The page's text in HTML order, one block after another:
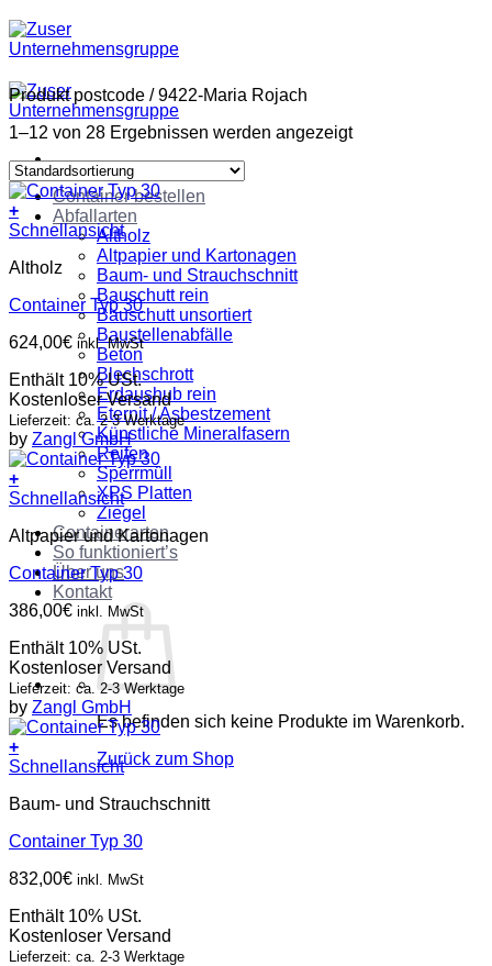
Zum
Inhalt
springen
Container bestellen
Abfallarten
Altholz
Altpapier und Kartonagen
Baum- und Strauchschnitt
Bauschutt rein
Bauschutt unsortiert
Baustellenabfälle
Beton
Blechschrott
Erdaushub rein
Eternit / Asbestzement
Künstliche Mineralfasern
Reifen
Sperrmüll
XPS Platten
Ziegel
Containerarten
So funktioniert’s
Über uns
Kontakt
Es befinden sich keine Produkte im Warenkorb.
Zurück zum Shop
Produkt postcode /9422-Maria Rojach
1–12 von 28 Ergebnissen werden angezeigt
+
Schnellansicht
Altholz
Container Typ 30
624,00€ inkl. MwSt
Enthält 10% USt.
Kostenloser Versand
Lieferzeit: ca. 2-3 Werktage
by Zangl GmbH
+
Schnellansicht
Altpapier und Kartonagen
Container Typ 30
386,00€ inkl. MwSt
Enthält 10% USt.
Kostenloser Versand
Lieferzeit: ca. 2-3 Werktage
by Zangl GmbH
+
Schnellansicht
Baum- und Strauchschnitt
Container Typ 30
832,00€ inkl. MwSt
Enthält 10% USt.
Kostenloser Versand
Lieferzeit: ca. 2-3 Werktage